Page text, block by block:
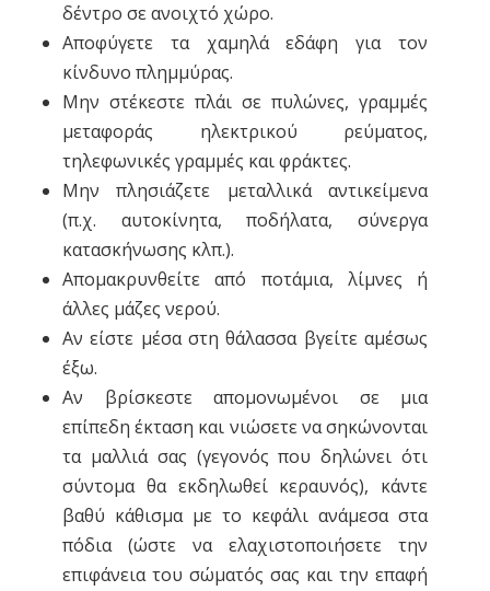
δέντρο σε ανοιχτό χώρο.
Αποφύγετε τα χαμηλά εδάφη για τον
κίνδυνο πλημμύρας.
Μην στέκεστε πλάι σε πυλώνες, γραμμές
μεταφοράς ηλεκτρικού ρεύματος,
τηλεφωνικές γραμμές και φράκτες.
Μην πλησιάζετε μεταλλικά αντικείμενα
(π.χ. αυτοκίνητα, ποδήλατα, σύνεργα
κατασκήνωσης κλπ.).
Απομακρυνθείτε από ποτάμια, λίμνες ή
άλλες μάζες νερού.
Αν είστε μέσα στη θάλασσα βγείτε αμέσως
έξω.
Αν βρίσκεστε απομονωμένοι σε μια
επίπεδη έκταση και νιώσετε να σηκώνονται
τα μαλλιά σας (γεγονός που δηλώνει ότι
σύντομα θα εκδηλωθεί κεραυνός), κάντε
βαθύ κάθισμα με το κεφάλι ανάμεσα στα
πόδια (ώστε να ελαχιστοποιήσετε την
επιφάνεια του σώματός σας και την επαφή